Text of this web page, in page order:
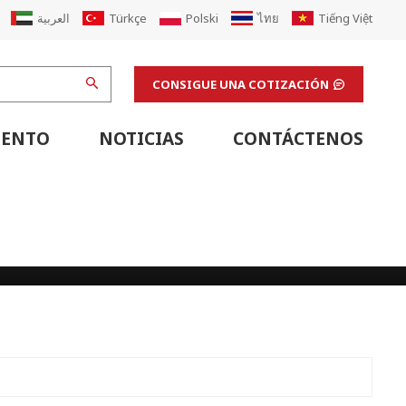
العربية Türkçe Polski ไทย Tiếng Việt
CONSIGUE UNA COTIZACIÓN
NOTICIAS CONTÁCTENOS